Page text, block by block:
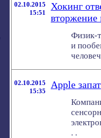
02.10.2015
15:51
Хокинг
вторжение
Физик-
и
02.10.2015
15:35
Apple
. .